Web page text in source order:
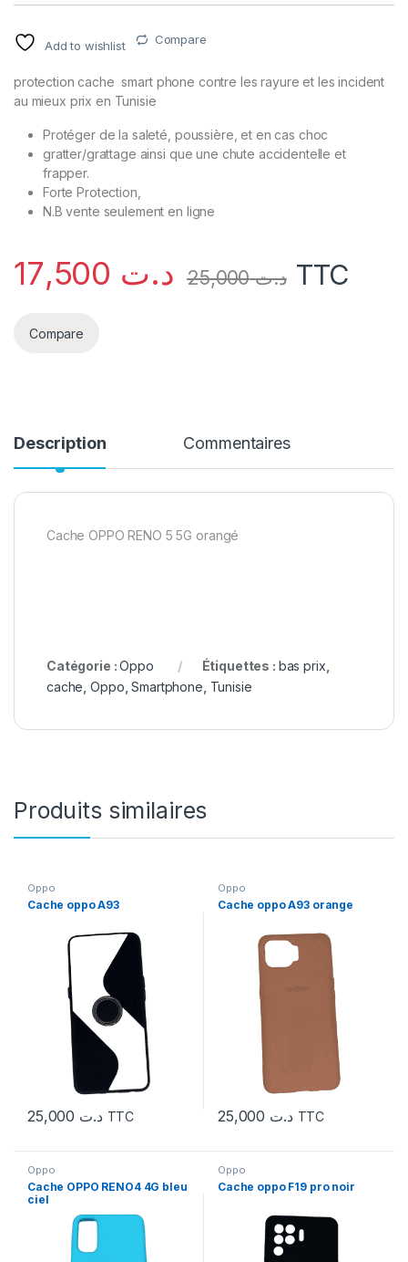
Add to wishlist Compare
protection cache smart phone contre les rayure et les incident
au mieux prix en Tunisie
Protéger de la saleté, poussière, et en cas choc
gratter/grattage ainsi que une chute accidentelle et
frapper.
Forte Protection,
N.B vente seulement en ligne
د.ت د.ت25,000 TTC
Compare
Description Commentaires
Cache OPPO RENO 5 5G orangé
Catégorie :Oppo Étiquettes : bas prix
cache ,Oppo ,Smartphone Tunisie
Produits similaires
Oppo
Cache oppo A93
د.ت TTC
Oppo
Cache oppo A93 orange
د.ت TTC
Oppo
Cache OPPO RENO4 4G bleu
ciel
Oppo
Cache oppo F19 pro noir